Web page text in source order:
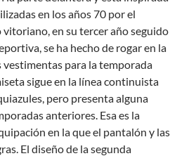
en los años 70 por el
en su tercer año seguido
se ha hecho de rogar en la
vestimentas para la temporada
sigue en la línea continuista
pero presenta alguna
anteriores. Esa es la
en la que el pantalón y las
El diseño de la segunda